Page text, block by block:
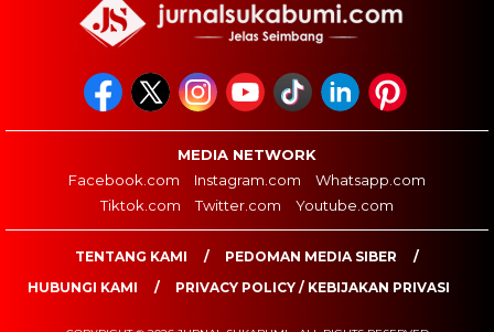
MEDIA NETWORK
Facebook.com
Instagram.com
Whatsapp.com
Tiktok.com
Twitter.com Youtube.com
TENTANG KAMI
PEDOMAN MEDIA SIBER
HUBUNGI KAMI
PRIVACY POLICY / KEBIJAKAN PRIVASI